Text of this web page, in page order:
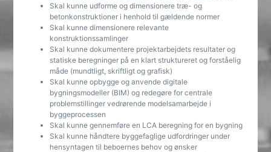
Skal kunne udforme og dimensionere træ- og
betonkonstruktioner i henhold til gældende normer
Skal kunne dimensionere relevante
konstruktionssamlinger
Skal kunne dokumentere projektarbejdets resultater og
statiske beregninger på en klart struktureret og forståelig
måde (mundtligt, skriftligt og grafisk)
Skal kunne opbygge og anvende digitale
bygningsmodeller (BIM) og redegøre for centrale
problemstillinger vedrørende modelsamarbejde i
byggeprocessen
Skal kunne gennemføre en LCA beregning for en bygning
Skal kunne håndtere byggefaglige udfordringer under
hensyntagen til beboernes behov og ønsker